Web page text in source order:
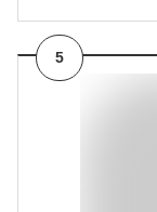
5